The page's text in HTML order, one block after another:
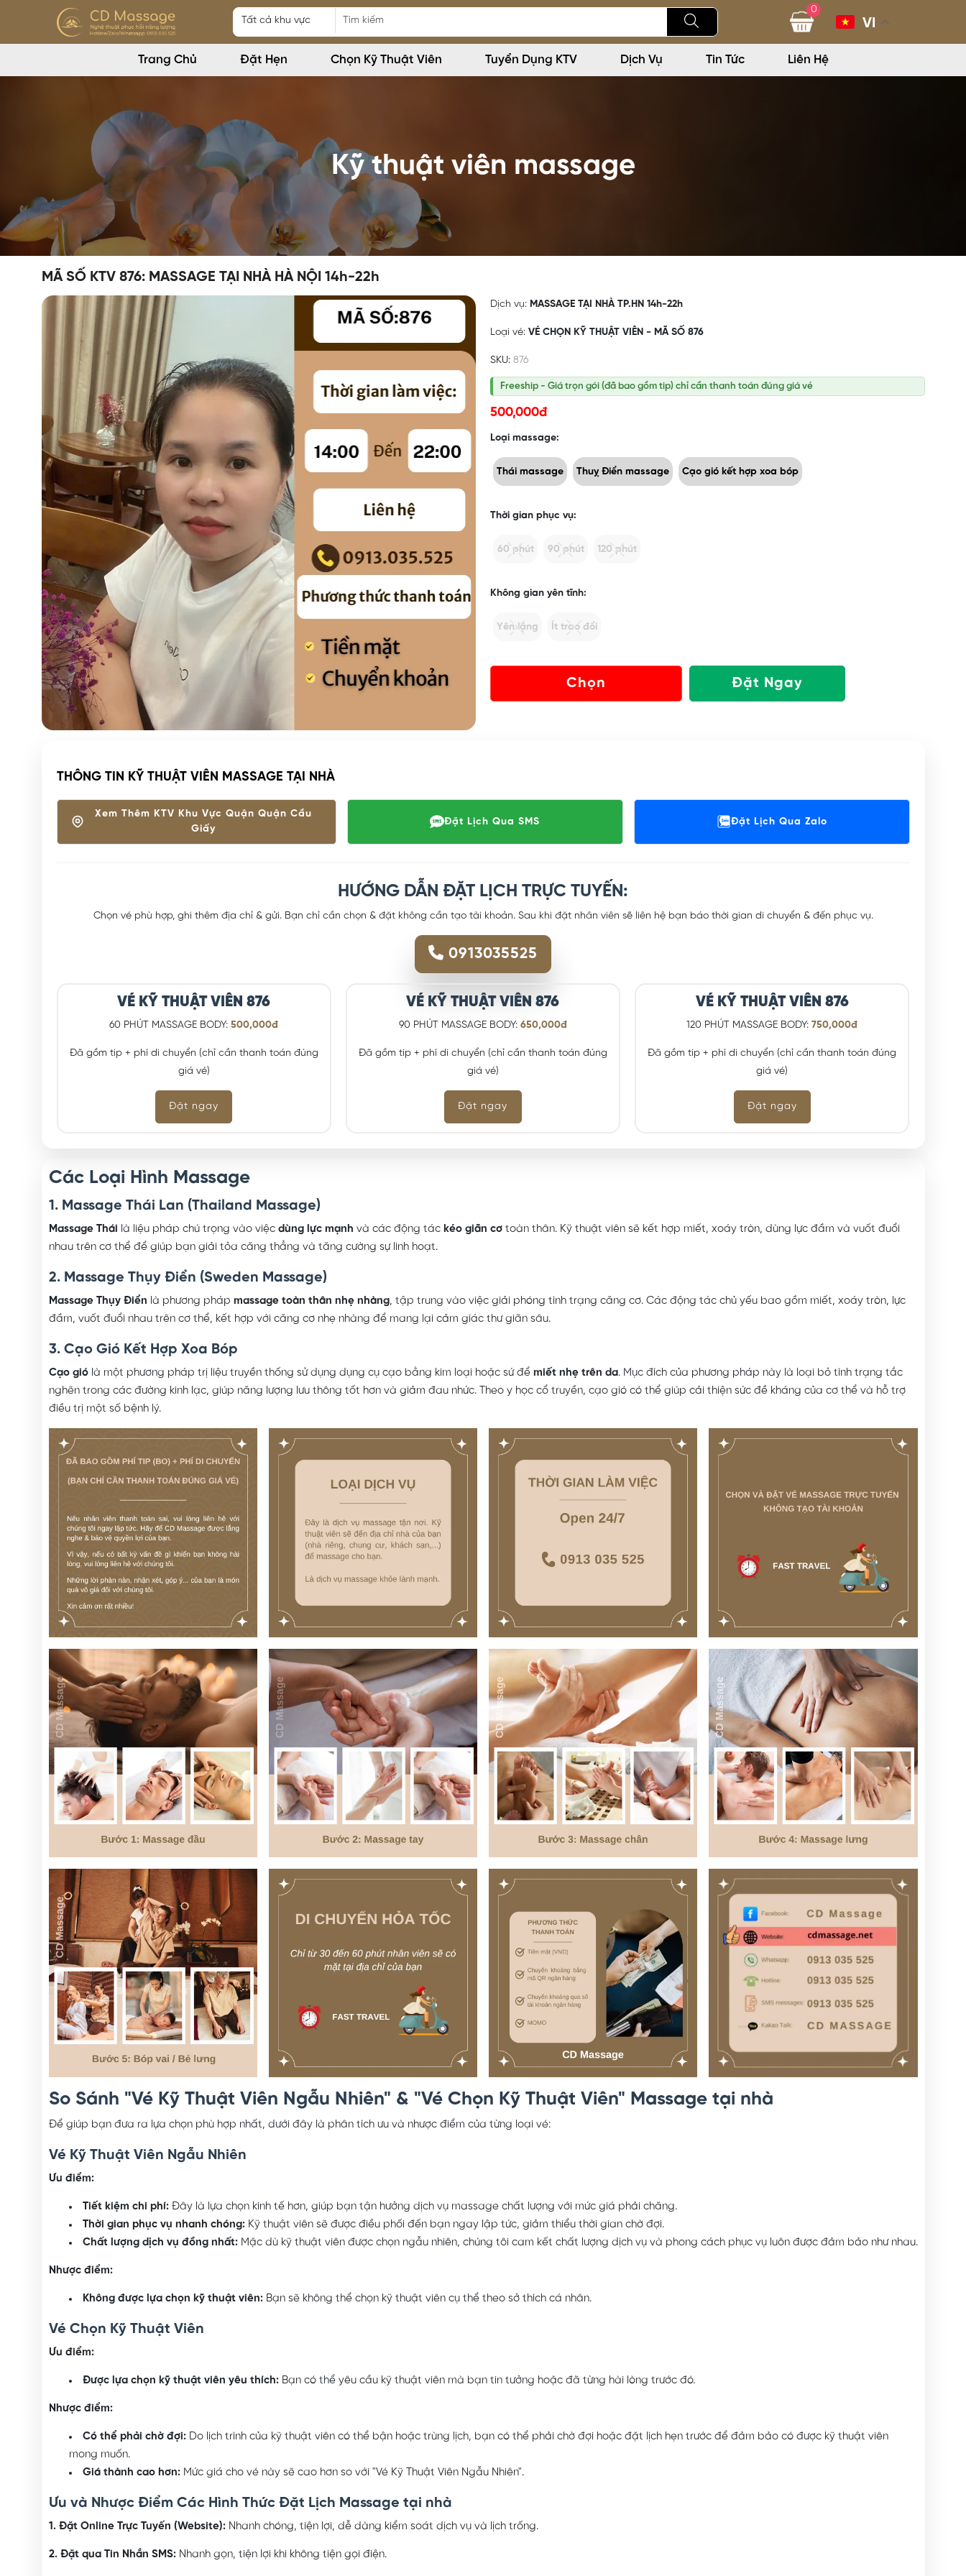
0
VI
Trang Chủ Đặt Hẹn Chọn Kỹ Thuật Viên Tuyển Dụng KTV Dịch Vụ Tin Tức Liên Hệ
Kỹ thuật viên massage
MÃ SỐ KTV 876: MASSAGE TẠI NHÀ HÀ NỘI 14h-22h
Dịch vụ: MASSAGE TẠI NHÀ TP.HN 14h-22h
Loại vé: VÉ CHỌN KỸ THUẬT VIÊN - MÃ SỐ 876
SKU: 876
Freeship - Giá trọn gói (đã bao gồm tip) chỉ cần thanh toán đúng giá vé
500,000đ
Loại massage:
Thái massage Thuỵ Điển massage Cạo gió kết hợp xoa bóp
Thời gian phục vụ:
60 phút 90 phút 120 phút
Không gian yên tĩnh:
Yên lặng Ít trao đổi
Chọn Đặt Ngay
THÔNG TIN KỸ THUẬT VIÊN MASSAGE TẠI NHÀ
Xem Thêm KTV Khu Vực Quận Quận Cầu
Giấy
Đặt Lịch Qua SMS Đặt Lịch Qua Zalo
HƯỚNG DẪN ĐẶT LỊCH TRỰC TUYẾN:
Chọn vé phù hợp, ghi thêm địa chỉ & gửi. Bạn chỉ cần chọn & đặt không cần tạo tài khoản. Sau khi đặt nhân viên sẽ liên hệ bạn báo thời gian di chuyển & đến phục vụ.
0913035525
VÉ KỸ THUẬT VIÊN 876
60 PHÚT MASSAGE BODY:500,000đ
Đã gồm tip + phí di chuyển (chỉ cần thanh toán đúng
giá vé)
Đặt ngay
VÉ KỸ THUẬT VIÊN 876
90 PHÚT MASSAGE BODY: 650,000đ
Đã gồm tip + phí di chuyển (chỉ cần thanh toán đúng
giá vé)
Đặt ngay
VÉ KỸ THUẬT VIÊN 876
120 PHÚT MASSAGE BODY:750,000đ
Đã gồm tip + phí di chuyển (chỉ cần thanh toán đúng
giá vé)
Đặt ngay
Các Loại Hình Massage
1. Massage Thái Lan (Thailand Massage)
Massage Thái là liệu pháp chú trọng vào việc dùng lực mạnh và các động tác kéo giãn cơtoàn thân. Kỹ thuật viên sẽ kết hợp miết, xoáy tròn, dùng lực đầm và vuốt đuổi
nhau trên cơ thể để giúp bạn giải tỏa căng thẳng và tăng cường sự linh hoạt.
2. Massage Thụy Điển (Sweden Massage)
Massage Thụy Điển là phương pháp massage toàn thân nhẹ nhàng, tập trung vào việc giải phóng tình trạng căng cơ. Các động tác chủ yếu bao gồm miết, xoáy tròn, lực
đầm, vuốt đuổi nhau trên cơ thể, kết hợp với căng cơ nhẹ nhàng để mang lại cảm giác thư giãn sâu.
3. Cạo Gió Kết Hợp Xoa Bóp
Cạo giólà một phương pháp trị liệu truyền thống sử dụng dụng cụ cạo bằng kim loại hoặc sứ để miết nhẹ trên da. Mục đích của phương pháp này là loại bỏ tình trạng tắc
nghẽn trong các đường kinh lạc, giúp năng lượng lưu thông tốt hơn và giảm đau nhức. Theo y học cổ truyền, cạo gió có thể giúp cải thiện sức đề kháng của cơ thể và hỗ trợ
điều trị một số bệnh lý.
So Sánh "Vé Kỹ Thuật Viên Ngẫu Nhiên" & "Vé Chọn Kỹ Thuật Viên" Massage tại nhà
Để giúp bạn đưa ra lựa chọn phù hợp nhất, dưới đây là phân tích ưu và nhược điểm của từng loại vé:
Vé Kỹ Thuật Viên Ngẫu Nhiên
Ưu điểm:
Tiết kiệm chi phí:Đây là lựa chọn kinh tế hơn, giúp bạn tận hưởng dịch vụ massage chất lượng với mức giá phải chăng.
Thời gian phục vụ nhanh chóng:Kỹ thuật viên sẽ được điều phối đến bạn ngay lập tức, giảm thiểu thời gian chờ đợi.
Chất lượng dịch vụ đồng nhất:Mặc dù kỹ thuật viên được chọn ngẫu nhiên, chúng tôi cam kết chất lượng dịch vụ và phong cách phục vụ luôn được đảm bảo như nhau.
Nhược điểm:
Không được lựa chọn kỹ thuật viên:Bạn sẽ không thể chọn kỹ thuật viên cụ thể theo sở thích cá nhân.
Vé Chọn Kỹ Thuật Viên
Ưu điểm:
Được lựa chọn kỹ thuật viên yêu thích:Bạn có thể yêu cầu kỹ thuật viên mà bạn tin tưởng hoặc đã từng hài lòng trước đó.
Nhược điểm:
Có thể phải chờ đợi:Do lịch trình của kỹ thuật viên có thể bận hoặc trùng lịch, bạn có thể phải chờ đợi hoặc đặt lịch hẹn trước để đảm bảo có được kỹ thuật viên
mong muốn.
Giá thành cao hơn:Mức giá cho vé này sẽ cao hơn so với "Vé Kỹ Thuật Viên Ngẫu Nhiên".
Ưu và Nhược Điểm Các Hình Thức Đặt Lịch Massage tại nhà
1. Đặt Online Trực Tuyến (Website):Nhanh chóng, tiện lợi, dễ dàng kiểm soát dịch vụ và lịch trống.
2. Đặt qua Tin Nhắn SMS:Nhanh gọn, tiện lợi khi không tiện gọi điện.